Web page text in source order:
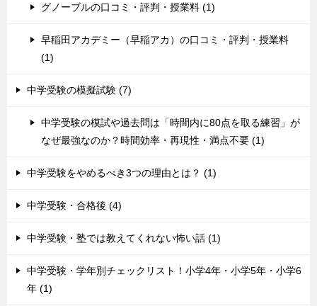
グノーブルの口コミ・評判・授業料 (1)
早稲田アカデミー（早稲アカ）の口コミ・評判・授業料
(1)
中学受験の模擬試験 (7)
中学受験の模試や過去問は「時間内に80点を取る練習」が
なぜ最強なのか？時間効率・再現性・満点不要 (1)
中学受験をやめるべき3つの理由とは？ (1)
中学受験・合格後 (4)
中学受験・塾では教えてくれない怖い話 (1)
中学受験・学年別チェックリスト！小学4年・小学5年・小学6
年 (1)